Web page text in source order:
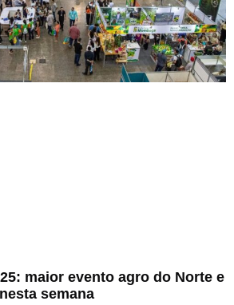
maior evento agro do Norte e
semana